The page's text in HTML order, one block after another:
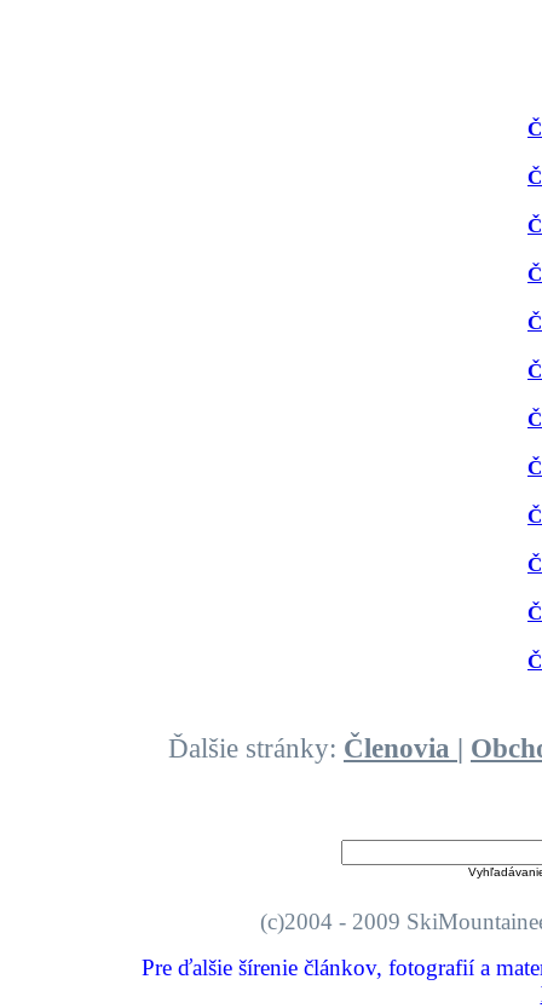
Ďalšie stránky: Členovia |
(c)2004 - 2009
Pre ďalšie šírenie článkov, fotografií a